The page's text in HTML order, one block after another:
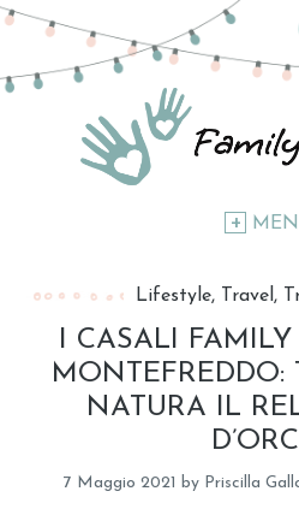
Lifestyle Travel
I CASALI
MONTEFREDDO:
NATURA IL
7 Maggio 2021 by Priscilla